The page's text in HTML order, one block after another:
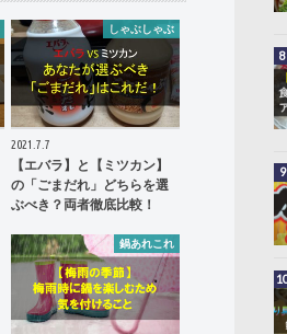
しゃぶしゃぶ
2021.7.7
【エバラ】と【ミツカン】
の「ごまだれ」どちらを選
ぶべき？両者徹底比較！
鍋あれこれ